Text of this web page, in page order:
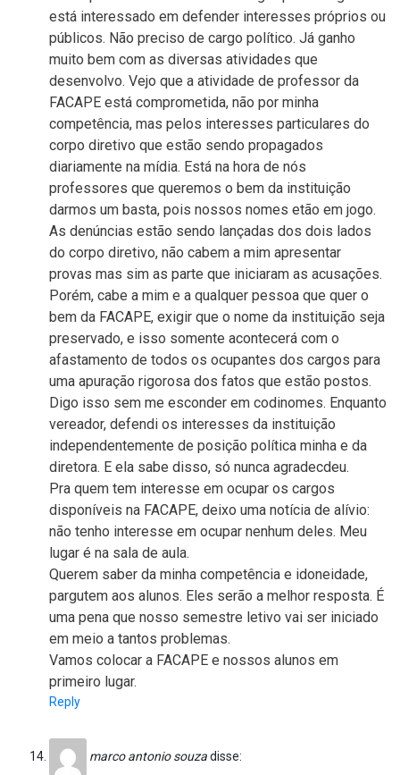
está interessado em defender interesses próprios ou
públicos. Não preciso de cargo político. Já ganho
muito bem com as diversas atividades que
desenvolvo. Vejo que a atividade de professor da
FACAPE está comprometida, não por minha
competência, mas pelos interesses particulares do
corpo diretivo que estão sendo propagados
diariamente na mídia. Está na hora de nós
professores que queremos o bem da instituição
darmos um basta, pois nossos nomes etão em jogo.
As denúncias estão sendo lançadas dos dois lados
do corpo diretivo, não cabem a mim apresentar
provas mas sim as parte que iniciaram as acusações.
Porém, cabe a mim e a qualquer pessoa que quer o
bem da FACAPE, exigir que o nome da instituição seja
preservado, e isso somente acontecerá com o
afastamento de todos os ocupantes dos cargos para
uma apuração rigorosa dos fatos que estão postos.
Digo isso sem me esconder em codinomes. Enquanto
vereador, defendi os interesses da instituição
independentemente de posição política minha e da
diretora. E ela sabe disso, só nunca agradecdeu.
Pra quem tem interesse em ocupar os cargos
disponíveis na FACAPE, deixo uma notícia de alívio:
não tenho interesse em ocupar nenhum deles. Meu
lugar é na sala de aula.
Querem saber da minha competência e idoneidade,
pargutem aos alunos. Eles serão a melhor resposta. É
uma pena que nosso semestre letivo vai ser iniciado
em meio a tantos problemas.
Vamos colocar a FACAPE e nossos alunos em
primeiro lugar.
Reply
marco antonio souzadisse: